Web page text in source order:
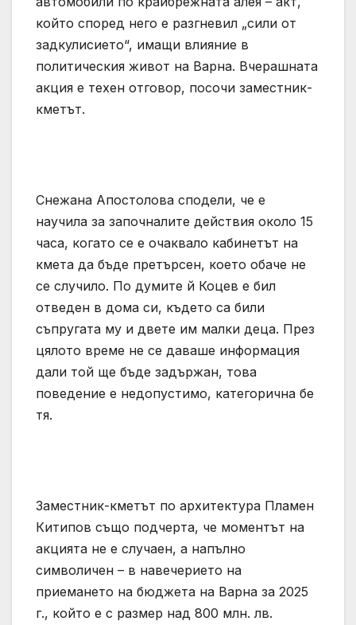
който според него е разгневил „сили от
задкулисието“, имащи влияние в
политическия живот на Варна. Вчерашната
акция е техен отговор, посочи заместник-
кметът.
Снежана Апостолова сподели, че е
научила за започналите действия около 15
часа, когато се е очаквало кабинетът на
кмета да бъде претърсен, което обаче не
се случило. По думите й Коцев е бил
отведен в дома си, където са били
съпругата му и двете им малки деца. През
цялото време не се даваше информация
дали той ще бъде задържан, това
поведение е недопустимо, категорична бе
тя.
Заместник-кметът по архитектура Пламен
Китипов също подчерта, че моментът на
акцията не е случаен, а напълно
символичен – в навечерието на
приемането на бюджета на Варна за 2025
г., който е с размер над 800 млн. лв.